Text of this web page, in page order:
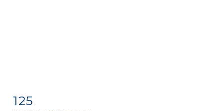
Item detail
125